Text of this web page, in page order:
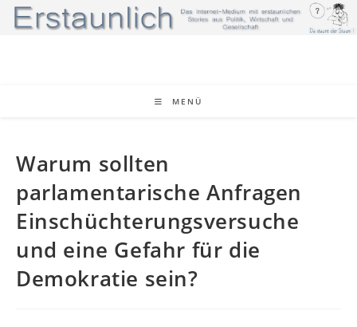
MENÜ
Warum sollten
parlamentarische Anfragen
Einschüchterungsversuche
und eine Gefahr für die
Demokratie sein?